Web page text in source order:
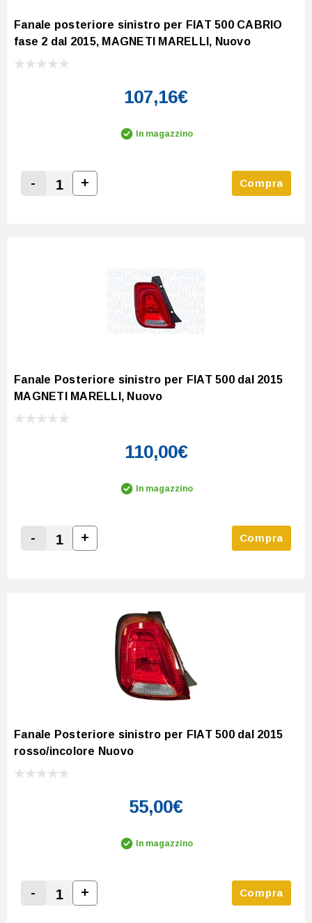
Fanale posteriore sinistro per FIAT 500 CABRIO
fase 2 dal 2015, MAGNETI MARELLI, Nuovo
107,16€
In magazzino
Decrease Quantity:
-
Increase Quantity:
+ Compra
Fanale Posteriore sinistro per FIAT 500 dal 2015
MAGNETI MARELLI, Nuovo
110,00€
In magazzino
Decrease Quantity:
-
Increase Quantity:
+ Compra
Fanale Posteriore sinistro per FIAT 500 dal 2015
rosso/incolore Nuovo
55,00€
In magazzino
Decrease Quantity:
-
Increase Quantity:
+ Compra